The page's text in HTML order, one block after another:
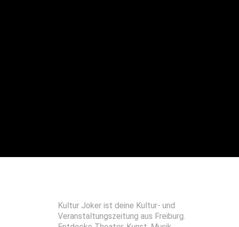
Kultur Joker ist deine Kultur- und
Veranstaltungszeitung aus Freiburg.